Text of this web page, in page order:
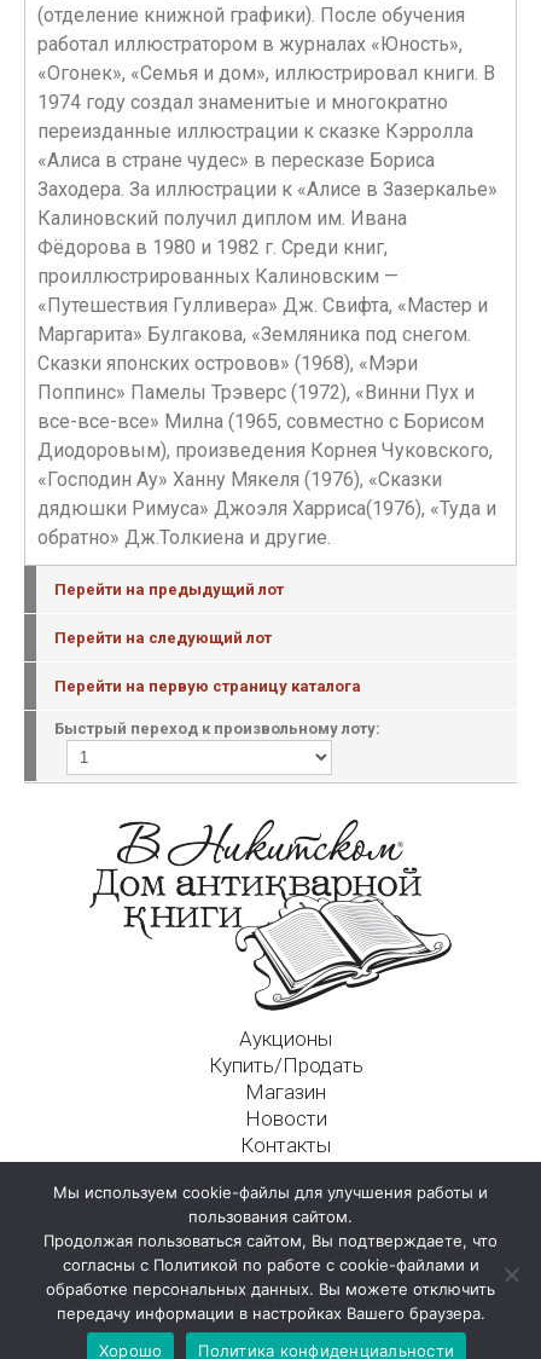
(отделение книжной графики). После обучения
работал иллюстратором в журналах «Юность»,
«Огонек», «Семья и дом», иллюстрировал книги. В
1974 году создал знаменитые и многократно
переизданные иллюстрации к сказке Кэрролла
«Алиса в стране чудес» в пересказе Бориса
Заходера. За иллюстрации к «Алисе в Зазеркалье»
Калиновский получил диплом им. Ивана
Фёдорова в 1980 и 1982 г. Среди книг,
проиллюстрированных Калиновским —
«Путешествия Гулливера» Дж. Свифта, «Мастер и
Маргарита» Булгакова, «Земляника под снегом.
Сказки японских островов» (1968), «Мэри
Поппинс» Памелы Трэверс (1972), «Винни Пух и
все-все-все» Милна (1965, совместно с Борисом
Диодоровым), произведения Корнея Чуковского,
«Господин Ау» Ханну Мякеля (1976), «Сказки
дядюшки Римуса» Джоэля Харриса(1976), «Туда и
обратно» Дж.Толкиена и другие.
Перейти на предыдущий лот
Перейти на следующий лот
Перейти на первую страницу каталога
Быстрый переход к произвольному лоту:
Аукционы
Купить/Продать
Магазин
Новости
Контакты
125009, г. Москва, Никитский пер., д. 4а, стр. 1
Мы используем cookie-файлы для улучшения работы и
пользования сайтом.
Продолжая пользоваться сайтом, Вы подтверждаете, что
согласны с Политикой по работе с cookie-файлами и
обработке персональных данных. Вы можете отключить
передачу информации в настройках Вашего браузера.
Хорошо
Политика конфиденциальности